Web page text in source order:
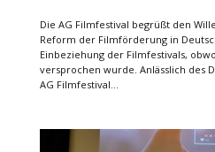
Die AG Filmfestival begrüßt den
Reform der Filmförderung in
Einbeziehung der Filmfestivals,
versprochen wurde. Anlässlich des
AG Filmfestival...